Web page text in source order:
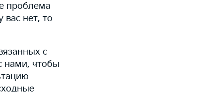
проблема
нет, то
с
нами, чтобы